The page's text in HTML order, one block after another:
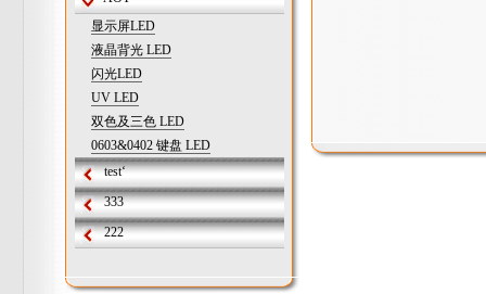
显示屏LED
液晶背光 LED
闪光LED
UV LED
双色及三色 LED
0603&0402 键盘 LED
test‘
333
222